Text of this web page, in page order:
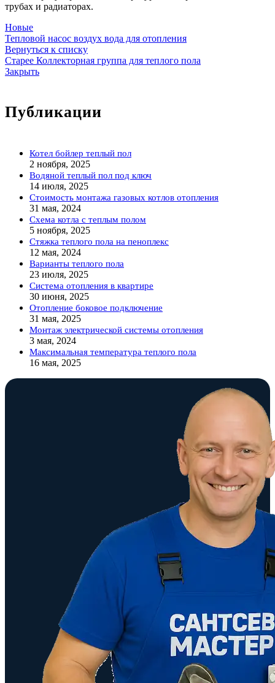
трубах и радиаторах.
Новые
Тепловой насос воздух вода для отопления
Вернуться к списку
Старее Коллекторная группа для теплого пола
Закрыть
Публикации
Котел бойлер теплый пол
2 ноября, 2025
Водяной теплый пол под ключ
14 июля, 2025
Стоимость монтажа газовых котлов отопления
31 мая, 2024
Схема котла с теплым полом
5 ноября, 2025
Стяжка теплого пола на пеноплекс
12 мая, 2024
Варианты теплого пола
23 июля, 2025
Система отопления в квартире
30 июня, 2025
Отопление боковое подключение
31 мая, 2025
Монтаж электрической системы отопления
3 мая, 2024
Максимальная температура теплого пола
16 мая, 2025